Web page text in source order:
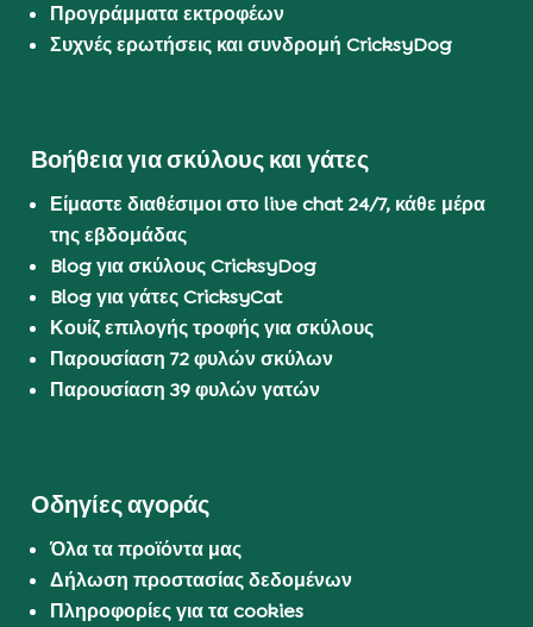
Προγράμματα εκτροφέων
Συχνές ερωτήσεις και συνδρομή CricksyDog
Βοήθεια για σκύλους και γάτες
Είμαστε διαθέσιμοι στο live chat 24/7, κάθε μέρα
της εβδομάδας
Blog για σκύλους CricksyDog
Blog για γάτες CricksyCat
Κουίζ επιλογής τροφής για σκύλους
Παρουσίαση 72 φυλών σκύλων
Παρουσίαση 39 φυλών γατών
Οδηγίες αγοράς
Όλα τα προϊόντα μας
Δήλωση προστασίας δεδομένων
Πληροφορίες για τα cookies